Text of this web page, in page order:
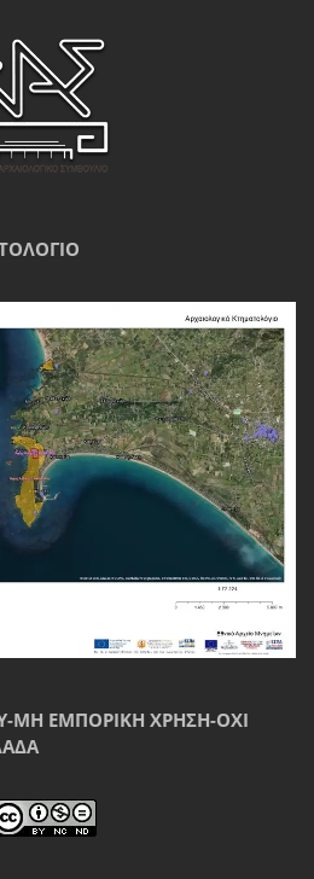
ΜΗ ΕΜΠΟΡΙΚΉ ΧΡΉΣΗ-ΌΧΙ